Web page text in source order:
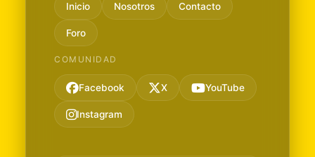
Inicio Nosotros Contacto
Foro
COMUNIDAD
Facebook X YouTube
Instagram